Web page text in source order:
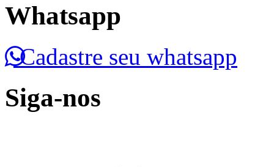
Whatsapp
Cadastre seu whatsapp
Siga-nos